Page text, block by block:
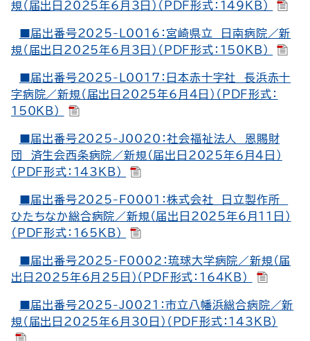
規（届出日2025年6月3日）（PDF形式：149KB）
■届出番号2025-L0016：宮崎県立 日南病院／新
規（届出日2025年6月3日）（PDF形式：150KB）
■届出番号2025-L0017：日本赤十字社 長浜赤十
字病院／新規（届出日2025年6月4日）（PDF形式：
150KB）
■届出番号2025-J0020：社会福祉法人 恩賜財
団 済生会西条病院／新規（届出日2025年6月4日）
（PDF形式：143KB）
■届出番号2025-F0001：株式会社 日立製作所
ひたちなか総合病院／新規（届出日2025年6月11日）
（PDF形式：165KB）
■届出番号2025-F0002：琉球大学病院／新規（届
出日2025年6月25日）（PDF形式：164KB）
■届出番号2025-J0021：市立八幡浜総合病院／新
規（届出日2025年6月30日）（PDF形式：143KB）